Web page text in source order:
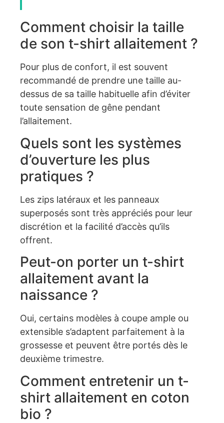
Comment choisir la taille
de son t-shirt allaitement ?
Pour plus de confort, il est souvent
recommandé de prendre une taille au-
dessus de sa taille habituelle afin d’éviter
toute sensation de gêne pendant
l’allaitement.
Quels sont les systèmes
d’ouverture les plus
pratiques ?
Les zips latéraux et les panneaux
superposés sont très appréciés pour leur
discrétion et la facilité d’accès qu’ils
offrent.
Peut-on porter un t-shirt
allaitement avant la
naissance ?
Oui, certains modèles à coupe ample ou
extensible s’adaptent parfaitement à la
grossesse et peuvent être portés dès le
deuxième trimestre.
Comment entretenir un t-
shirt allaitement en coton
bio ?